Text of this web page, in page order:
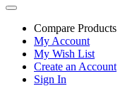
Compare Products
My Account
My Wish List
Create an Account
Sign In